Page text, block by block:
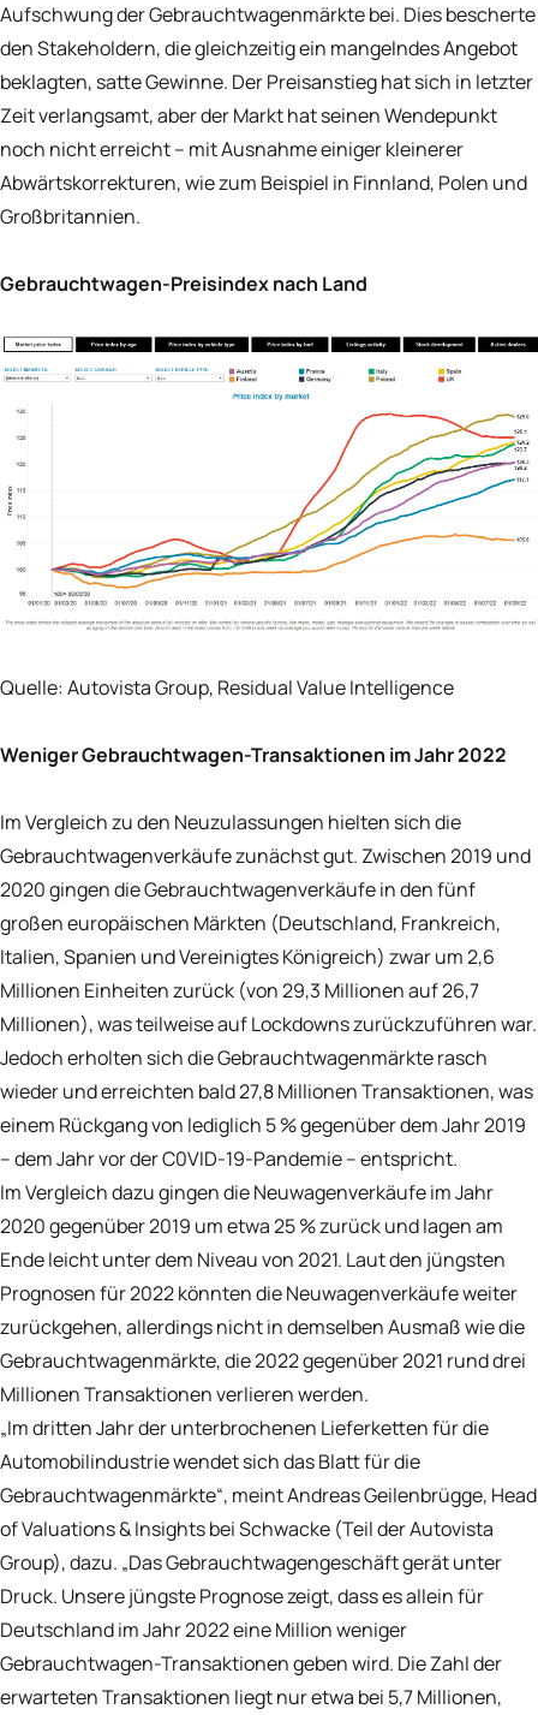
Aufschwung der Gebrauchtwagenmärkte bei. Dies bescherte
den Stakeholdern, die gleichzeitig ein mangelndes Angebot
beklagten, satte Gewinne. Der Preisanstieg hat sich in letzter
Zeit verlangsamt, aber der Markt hat seinen Wendepunkt
noch nicht erreicht – mit Ausnahme einiger kleinerer
Abwärtskorrekturen, wie zum Beispiel in Finnland, Polen und
Großbritannien.
Gebrauchtwagen-Preisindex nach Land
Quelle: Autovista Group, Residual Value Intelligence
Weniger Gebrauchtwagen-Transaktionen im Jahr 2022
Im Vergleich zu den Neuzulassungen hielten sich die
Gebrauchtwagenverkäufe zunächst gut. Zwischen 2019 und
2020 gingen die Gebrauchtwagenverkäufe in den fünf
großen europäischen Märkten (Deutschland, Frankreich,
Italien, Spanien und Vereinigtes Königreich) zwar um 2,6
Millionen Einheiten zurück (von 29,3 Millionen auf 26,7
Millionen), was teilweise auf Lockdowns zurückzuführen war.
Jedoch erholten sich die Gebrauchtwagenmärkte rasch
wieder und erreichten bald 27,8 Millionen Transaktionen, was
einem Rückgang von lediglich 5 % gegenüber dem Jahr 2019
– dem Jahr vor der C0VID-19-Pandemie – entspricht.
Im Vergleich dazu gingen die Neuwagenverkäufe im Jahr
2020 gegenüber 2019 um etwa 25 % zurück und lagen am
Ende leicht unter dem Niveau von 2021. Laut den jüngsten
Prognosen für 2022 könnten die Neuwagenverkäufe weiter
zurückgehen, allerdings nicht in demselben Ausmaß wie die
Gebrauchtwagenmärkte, die 2022 gegenüber 2021 rund drei
Millionen Transaktionen verlieren werden.
„Im dritten Jahr der unterbrochenen Lieferketten für die
Automobilindustrie wendet sich das Blatt für die
Gebrauchtwagenmärkte“, meint Andreas Geilenbrügge, Head
of Valuations & Insights bei Schwacke (Teil der Autovista
Group), dazu. „Das Gebrauchtwagengeschäft gerät unter
Druck. Unsere jüngste Prognose zeigt, dass es allein für
Deutschland im Jahr 2022 eine Million weniger
Gebrauchtwagen-Transaktionen geben wird. Die Zahl der
erwarteten Transaktionen liegt nur etwa bei 5,7 Millionen,